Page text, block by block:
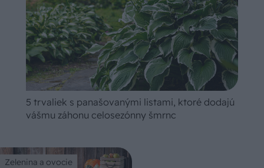
5 trvaliek s panašovanými listami, ktoré dodajú
vášmu záhonu celosezónny šmrnc
Zelenina a ovocie